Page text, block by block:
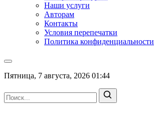
Наши услуги
Авторам
Контакты
Условия перепечатки
Политика конфиденциальности
Пятница, 7 августа, 2026 01:44